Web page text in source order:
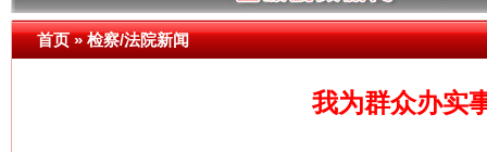
首页»检察/法院新闻
我为群众办实